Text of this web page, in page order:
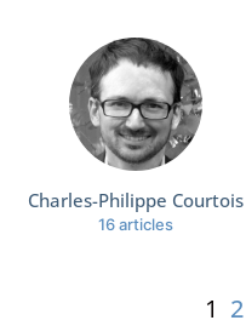
Charles-Philippe Courtois
16 articles
1 2